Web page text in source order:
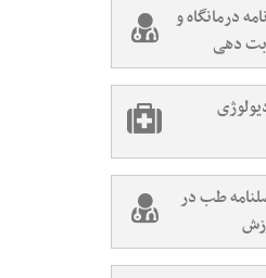
درمانگاه و
دهی
طب در